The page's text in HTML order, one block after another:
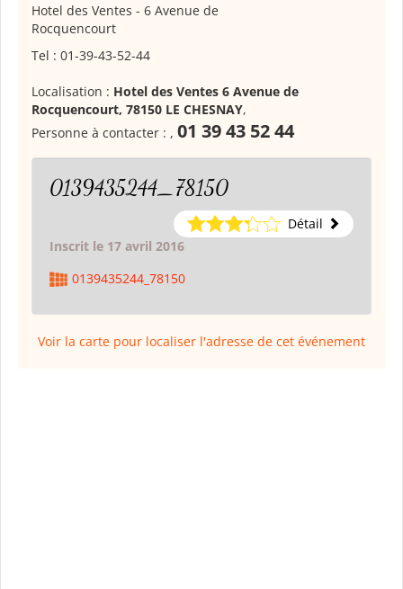
Hotel des Ventes - 6 Avenue de
Rocquencourt
Tel : 01-39-43-52-44
Localisation : Hotel des Ventes 6 Avenue de
Rocquencourt, 78150 LE CHESNAY,
Personne à contacter : , 01 39 43 52 44
0139435244_78150
Détail
Inscrit le 17 avril 2016
0139435244_78150
Voir la carte pour localiser l'adresse de cet événement